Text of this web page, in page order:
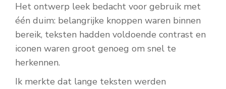
Het ontwerp leek bedacht voor gebruik met
één duim: belangrijke knoppen waren binnen
bereik, teksten hadden voldoende contrast en
iconen waren groot genoeg om snel te
herkennen.
Ik merkte dat lange teksten werden